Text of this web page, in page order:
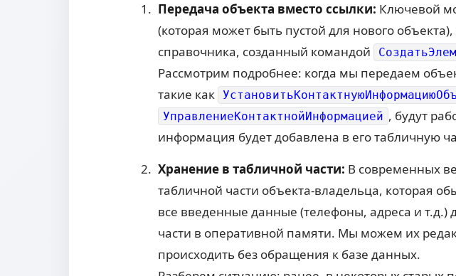
Передача объекта вместо ссылки: Ключевой
(которая может быть пустой для нового
справочника, созданный командой
Рассмотрим подробнее: когда мы передаем
такие как
УправлениеКонтактнойИнформацией , будут
информация будет добавлена в его табличную
Хранение в табличной части: В современных
табличной части объекта-владельца, которая
все введенные данные (телефоны, адреса и т.д.)
части в оперативной памяти. Мы можем их
происходить без обращения к базе данных.